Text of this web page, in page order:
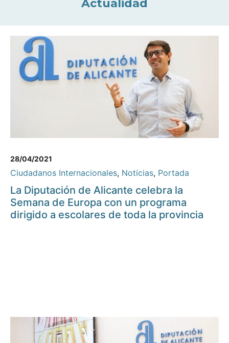
Actualidad
28/04/2021
Ciudadanos Internacionales, Noticias, Portada
La Diputación de Alicante celebra la
Semana de Europa con un programa
dirigido a escolares de toda la provincia